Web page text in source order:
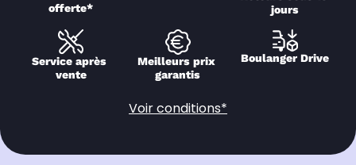
offerte*
jours
Service après
vente
Meilleurs prix
garantis
Boulanger Drive
Voir conditions*